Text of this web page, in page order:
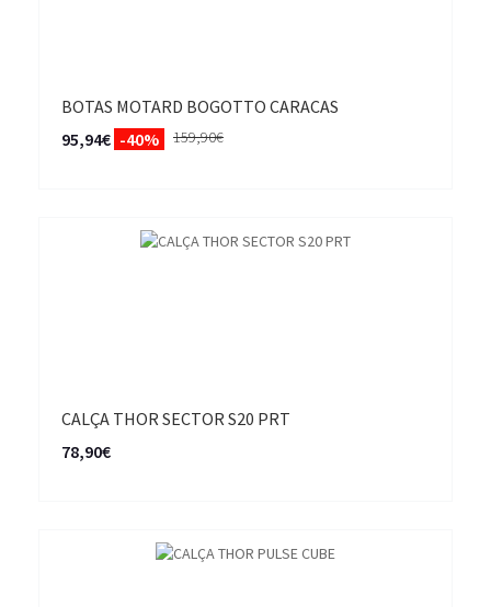
BOTAS MOTARD BOGOTTO CARACAS
95,94€ -40% 159,90€
CALÇA THOR SECTOR S20 PRT
78,90€